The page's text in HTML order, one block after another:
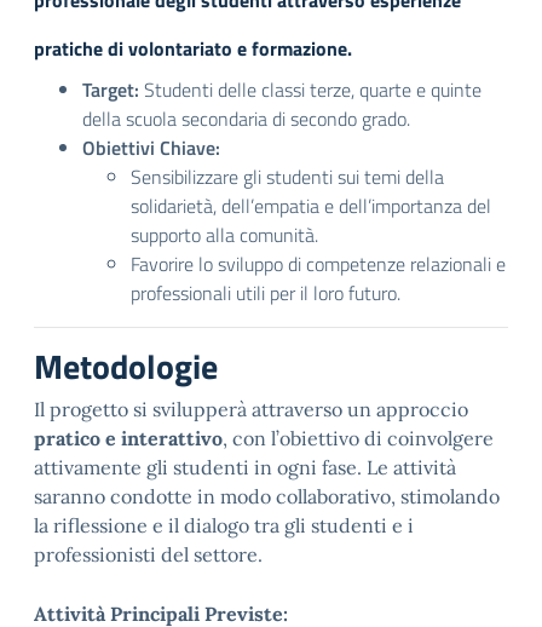
pratiche di volontariato e formazione.
Target: Studenti delle classi terze, quarte e quinte
della scuola secondaria di secondo grado.
Obiettivi Chiave:
Sensibilizzare gli studenti sui temi della
solidarietà, dell’empatia e dell’importanza del
supporto alla comunità.
Favorire lo sviluppo di competenze relazionali e
professionali utili per il loro futuro.
Metodologie
Il progetto si svilupperà attraverso un approccio
pratico e interattivo, con l’obiettivo di coinvolgere
attivamente gli studenti in ogni fase. Le attività
saranno condotte in modo collaborativo, stimolando
la riflessione e il dialogo tra gli studenti e i
professionisti del settore.
Attività Principali Previste: